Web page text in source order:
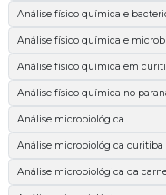
Análise físico química e
Análise físico química e
Análise físico química em
Análise físico química no
Análise microbiológica
Análise microbiológica curitiba
Análise microbiológica da